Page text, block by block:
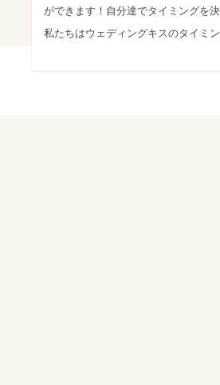
ができます！自分達でタイミングを決
私たちはウェディングキスのタイミ